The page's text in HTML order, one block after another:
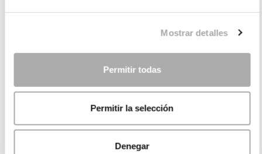
Mostrar detalles
Permitir todas
Permitir la selección
Denegar